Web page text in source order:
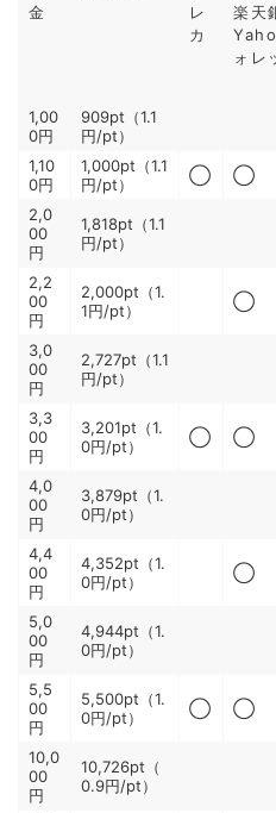
金
レ
カ
楽天
ォレ
1,00
0円
909pt（1.1
円/pt）
1,10
0円
1,000pt（1.1
円/pt）
◯ ◯
2,0
00
円
1,818pt（1.1
円/pt）
2,2
00
円
2,000pt（1.
1円/pt）
◯
3,0
00
円
2,727pt（1.1
円/pt）
3,3
00
円
3,201pt（1.
0円/pt）
◯ ◯
4,0
00
円
3,879pt（1.
0円/pt）
4,4
00
円
4,352pt（1.
0円/pt）
◯
5,0
00
円
4,944pt（1.
0円/pt）
5,5
00
円
5,500pt（1.
0円/pt）
◯ ◯
10,0
00
円
10,726pt（
0.9円/pt）